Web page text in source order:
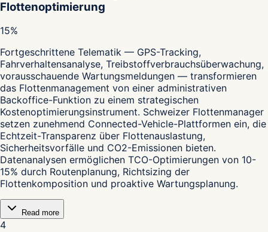
Flottenoptimierung
15%
Fortgeschrittene Telematik — GPS-Tracking,
Fahrverhaltensanalyse, Treibstoffverbrauchsüberwachung,
vorausschauende Wartungsmeldungen — transformieren
das Flottenmanagement von einer administrativen
Backoffice-Funktion zu einem strategischen
Kostenoptimierungsinstrument. Schweizer Flottenmanager
setzen zunehmend Connected-Vehicle-Plattformen ein, die
Echtzeit-Transparenz über Flottenauslastung,
Sicherheitsvorfälle und CO2-Emissionen bieten.
Datenanalysen ermöglichen TCO-Optimierungen von 10-
15% durch Routenplanung, Richtsizing der
Flottenkomposition und proaktive Wartungsplanung.
Read more
4